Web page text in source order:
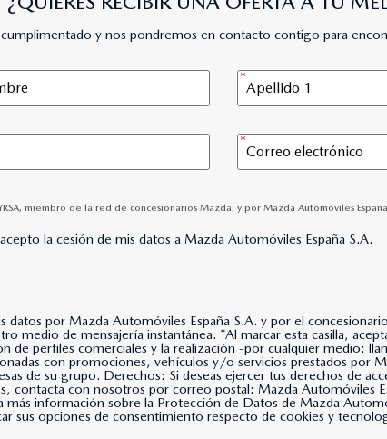
y nos pondremos en contacto contigo para
miembro de la red de concesionarios Mazda, y por Mazda Automóviles
la cesión de mis datos a Mazda Automóviles España S.A.
por Mazda Automóviles España S.A. y por el
aceptas que Mazda Automóviles España, S.A. use tus datos para
de perfiles comerciales y la realización -por cualquier medio:
con promociones, vehículos y/o servicios prestados por
de su grupo. Derechos: Si deseas ejercer tus derechos de
contacta con nosotros por correo postal: Mazda
información sobre la Protección de Datos de Mazda
sus opciones de consentimiento respecto de cookies y